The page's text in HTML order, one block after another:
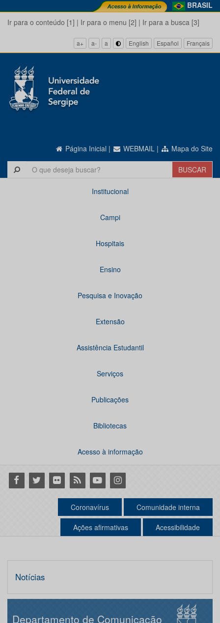
BRASIL
Ir para o conteúdo [1] | Ir para o menu [2] | Ir para a busca [3]
a+ a- a English Español Français
Página Inicial | WEBMAIL | Mapa do Site
Institucional
Campi
Hospitais
Ensino
Pesquisa e Inovação
Extensão
Assistência Estudantil
Serviços
Publicações
Bibliotecas
Acesso à informação
Facebook
Twitter Flickr RSS YoutubeInstagram
Coronavírus Comunidade interna
Ações afirmativas Acessibilidade
Notícias
Departamento de Comunicação